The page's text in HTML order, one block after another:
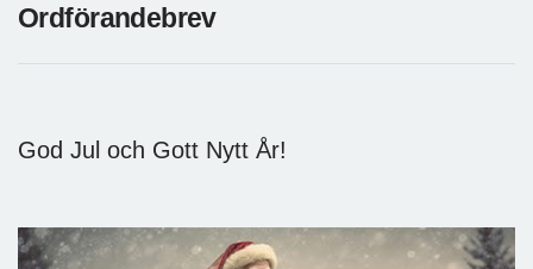
Ordförandebrev
God Jul och Gott Nytt År!